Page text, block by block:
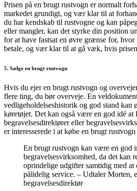
Prisen på en brugt rustvogn er normalt
markedet grundigt, og vær klar til at
du har kendskab til rustvogne og kan
eller mangler, kan det styrke din position
for at have fastsat en øvre grænse for,
betale, og vær klar til at gå væk, hvis
5. Sælge en brugt rustvogn
Hvis du ejer en brugt rustvogn og
flere ting, du bør overveje. En
vedligeholdelseshistorik og god stand kan
køretøjet. Det kan også være en god idé at
begravelsesdirektører eller
er interesserede i at købe en brugt
En brugt rustvogn kan være en god
begravelsesvirksomhed, da det kan
oprindelige udgifter samtidig med at
pålidelig service. – Udtaler Morten,
begravelsesdirektør